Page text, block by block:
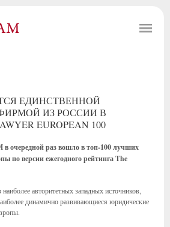
ЕДИНСТВЕННОЙ
ИЗ РОССИИ В
EUROPEAN 100
очередной раз вошло в топ-100 лучших
по версии ежегодного рейтинга The
авторитетных западных источников,
динамично развивающиеся юридические